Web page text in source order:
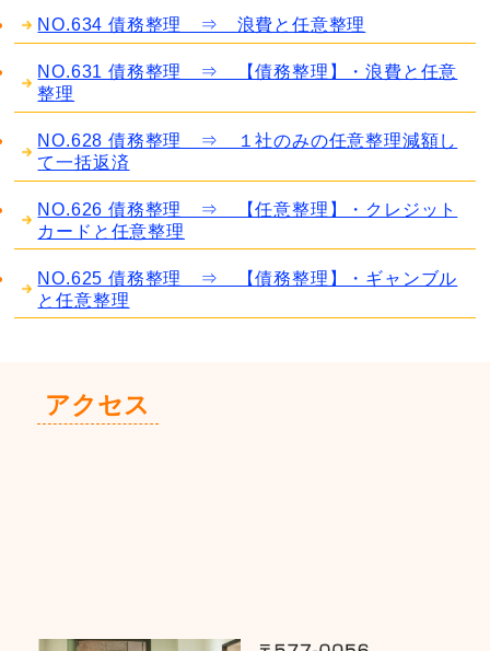
NO.634 債務整理 ⇒ 浪費と任意整理
NO.631 債務整理 ⇒ 【債務整理】・浪費と任意
整理
NO.628 債務整理 ⇒ １社のみの任意整理減額し
て一括返済
NO.626 債務整理 ⇒ 【任意整理】・クレジット
カードと任意整理
NO.625 債務整理 ⇒ 【債務整理】・ギャンブル
と任意整理
アクセス